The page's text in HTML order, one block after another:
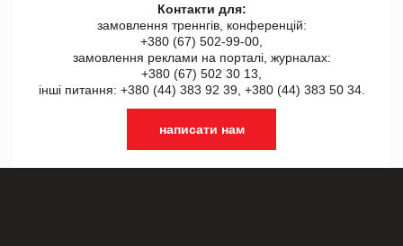
Контакти для:
замовлення треннгів, конференцій:
+380 (67) 502-99-00,
замовлення реклами на порталі, журналах:
+380 (67) 502 30 13,
інші питання: +380 (44) 383 92 39, +380 (44) 383 50 34.
написати нам